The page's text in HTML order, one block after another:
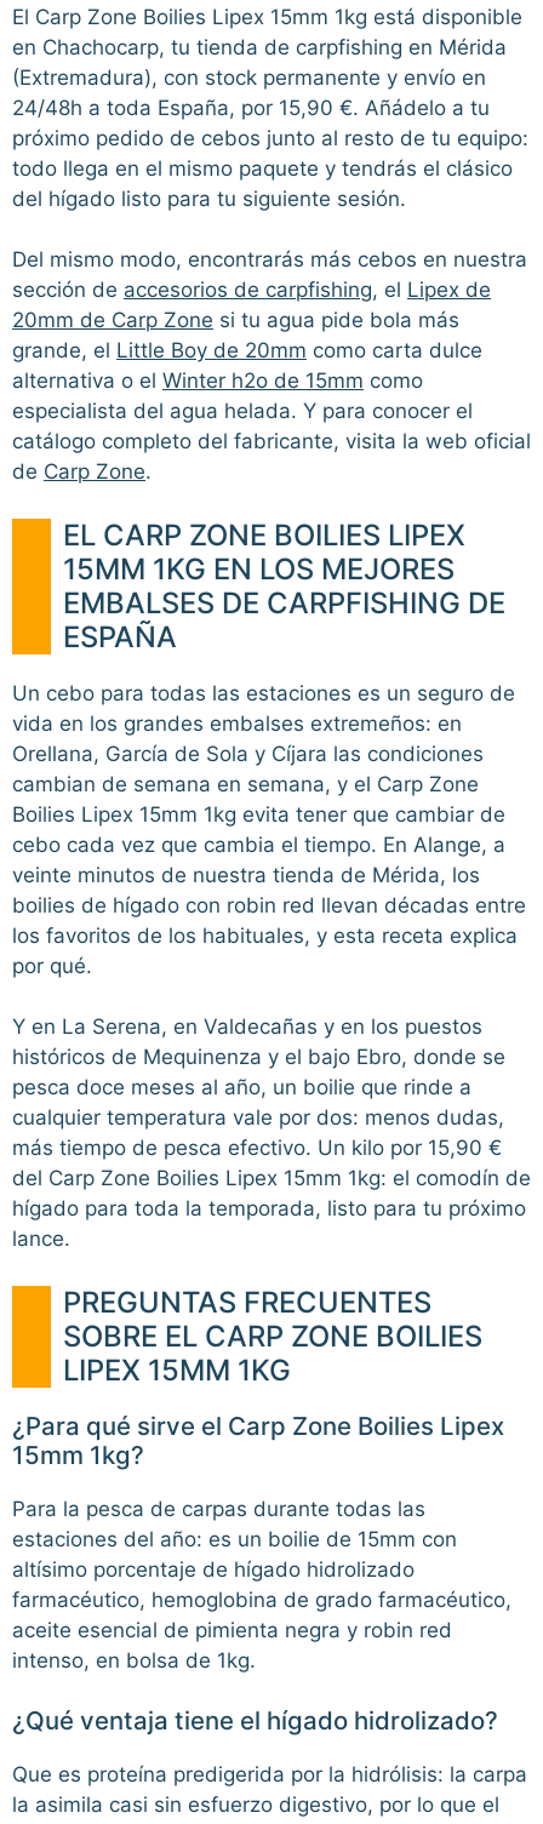
El Carp Zone Boilies Lipex 15mm 1kg está disponible
en Chachocarp, tu tienda de carpfishing en Mérida
(Extremadura), con stock permanente y envío en
24/48h a toda España, por 15,90 €. Añádelo a tu
próximo pedido de cebos junto al resto de tu equipo:
todo llega en el mismo paquete y tendrás el clásico
del hígado listo para tu siguiente sesión.
Del mismo modo, encontrarás más cebos en nuestra
sección de accesorios de carpfishing, el Lipex de
20mm de Carp Zone si tu agua pide bola más
grande, el Little Boy de 20mm como carta dulce
alternativa o el Winter h2o de 15mm como
especialista del agua helada. Y para conocer el
catálogo completo del fabricante, visita la web oficial
de Carp Zone.
EL CARP ZONE BOILIES LIPEX
15MM 1KG EN LOS MEJORES
EMBALSES DE CARPFISHING DE
ESPAÑA
Un cebo para todas las estaciones es un seguro de
vida en los grandes embalses extremeños: en
Orellana, García de Sola y Cíjara las condiciones
cambian de semana en semana, y el Carp Zone
Boilies Lipex 15mm 1kg evita tener que cambiar de
cebo cada vez que cambia el tiempo. En Alange, a
veinte minutos de nuestra tienda de Mérida, los
boilies de hígado con robin red llevan décadas entre
los favoritos de los habituales, y esta receta explica
por qué.
Y en La Serena, en Valdecañas y en los puestos
históricos de Mequinenza y el bajo Ebro, donde se
pesca doce meses al año, un boilie que rinde a
cualquier temperatura vale por dos: menos dudas,
más tiempo de pesca efectivo. Un kilo por 15,90 €
del Carp Zone Boilies Lipex 15mm 1kg: el comodín de
hígado para toda la temporada, listo para tu próximo
lance.
PREGUNTAS FRECUENTES
SOBRE EL CARP ZONE BOILIES
LIPEX 15MM 1KG
¿Para qué sirve el Carp Zone Boilies Lipex
15mm 1kg?
Para la pesca de carpas durante todas las
estaciones del año: es un boilie de 15mm con
altísimo porcentaje de hígado hidrolizado
farmacéutico, hemoglobina de grado farmacéutico,
aceite esencial de pimienta negra y robin red
intenso, en bolsa de 1kg.
¿Qué ventaja tiene el hígado hidrolizado?
Que es proteína predigerida por la hidrólisis: la carpa
la asimila casi sin esfuerzo digestivo, por lo que el